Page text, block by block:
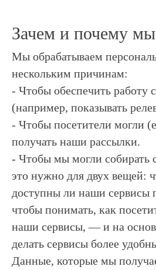
Зачем и почему
Мы обрабатываем
нескольким причинам:
- Чтобы обеспечить работу
(например, показывать
- Чтобы посетители могли
получать наши рассылки.
- Чтобы мы могли собирать
это нужно для двух вещей:
доступны ли наши сервисы
чтобы понимать, как
наши сервисы, — и на
делать сервисы более
Данные, которые мы